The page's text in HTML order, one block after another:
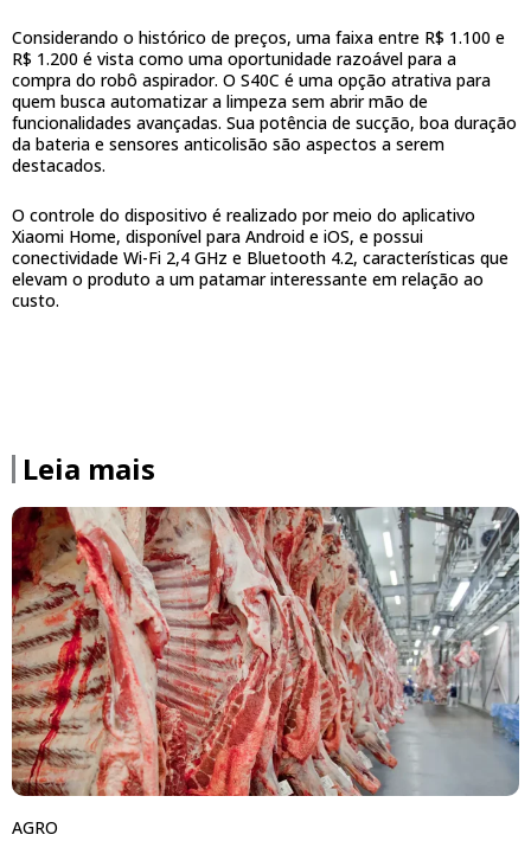
Considerando o histórico de preços, uma faixa entre R$ 1.100 e
R$ 1.200 é vista como uma oportunidade razoável para a
compra do robô aspirador. O S40C é uma opção atrativa para
quem busca automatizar a limpeza sem abrir mão de
funcionalidades avançadas. Sua potência de sucção, boa duração
da bateria e sensores anticolisão são aspectos a serem
destacados.
O controle do dispositivo é realizado por meio do aplicativo
Xiaomi Home, disponível para Android e iOS, e possui
conectividade Wi-Fi 2,4 GHz e Bluetooth 4.2, características que
elevam o produto a um patamar interessante em relação ao
custo.
Leia mais
AGRO